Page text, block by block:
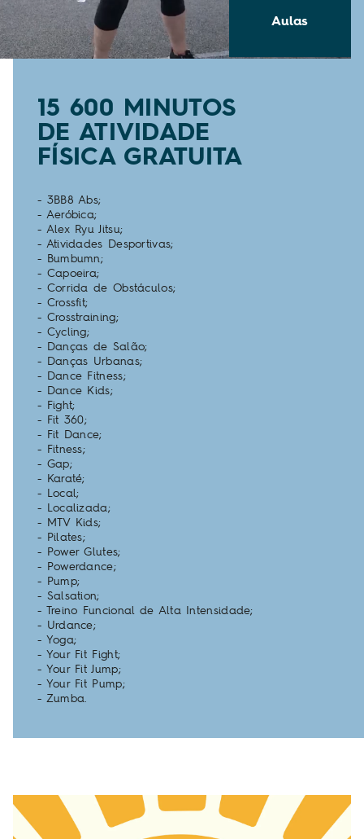
Aulas
15 600 MINUTOS
DE ATIVIDADE
FÍSICA GRATUITA
- 3BB8 Abs;
- Aeróbica;
- Alex Ryu Jitsu;
- Atividades Desportivas;
- Bumbumn;
- Capoeira;
- Corrida de Obstáculos;
- Crossfit;
- Crosstraining;
- Cycling;
- Danças de Salão;
- Danças Urbanas;
- Dance Fitness;
- Dance Kids;
- Fight;
- Fit 360;
- Fit Dance;
- Fitness;
- Gap;
- Karaté;
- Local;
- Localizada;
- MTV Kids;
- Pilates;
- Power Glutes;
- Powerdance;
- Pump;
- Salsation;
- Treino Funcional de Alta Intensidade;
- Urdance;
- Yoga;
- Your Fit Fight;
- Your Fit Jump;
- Your Fit Pump;
- Zumba.